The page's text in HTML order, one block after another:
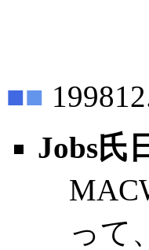
■■
Jobs氏
って